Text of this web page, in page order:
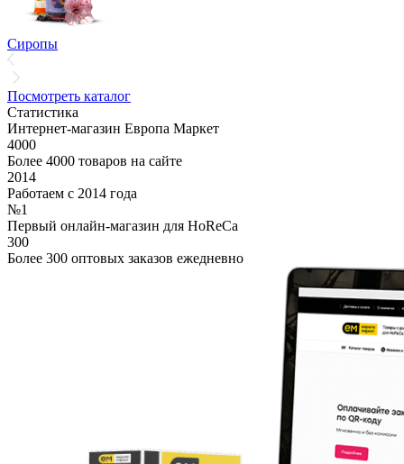
Сиропы
Посмотреть каталог
Статистика
Интернет-магазин Европа Маркет
4000
Более 4000 товаров на сайте
2014
Работаем с 2014 года
№1
Первый онлайн-магазин для HoReCa
300
Более 300 оптовых заказов ежедневно